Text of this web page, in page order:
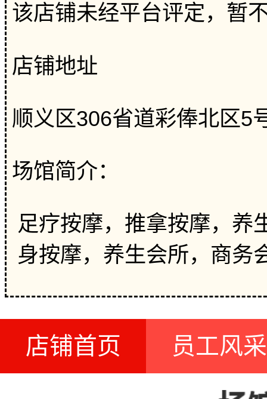
该店铺未经平台评定，暂
店铺地址
顺义区306省道彩俸北区5
场馆简介：
足疗按摩，推拿按摩，养
身按摩，养生会所，商务
店铺首页 员工风采